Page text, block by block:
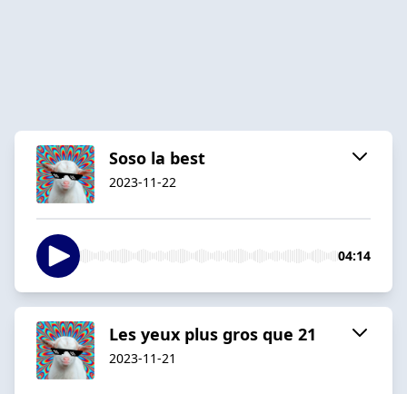
Soso la best
2023-11-22
04:14
Les yeux plus gros que 21
2023-11-21